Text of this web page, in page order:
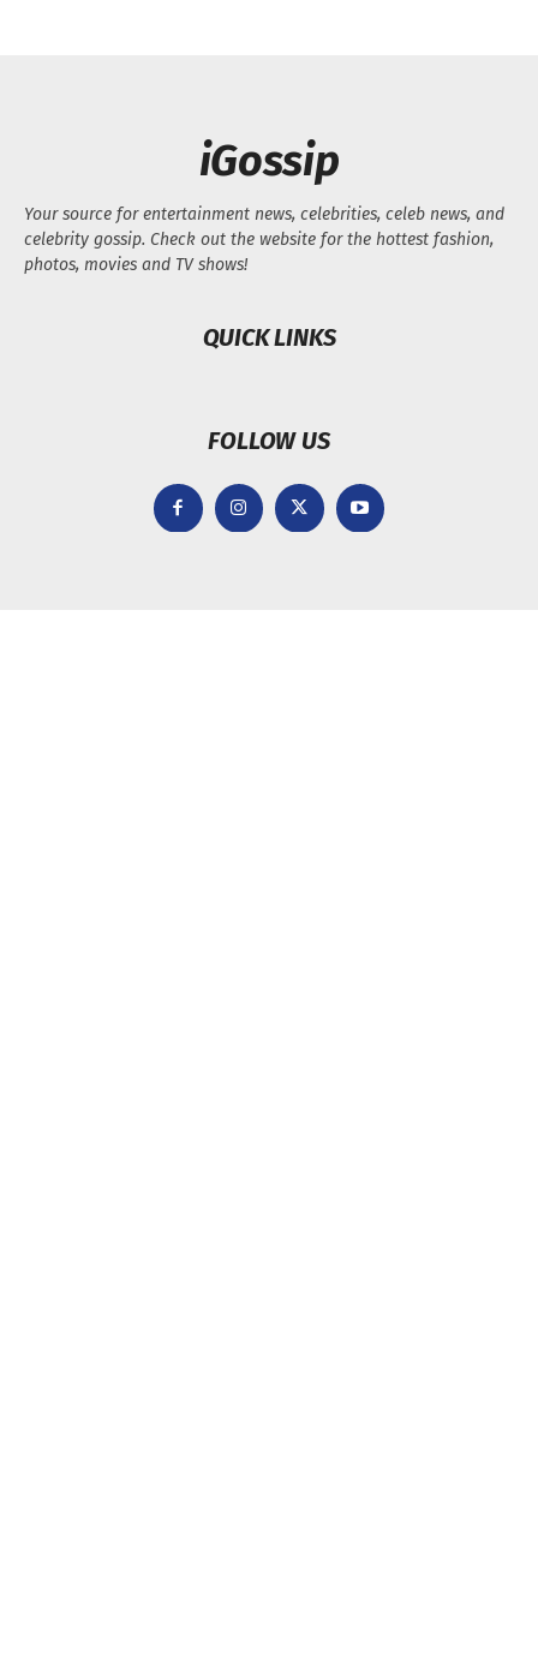
iGossip
Your source for entertainment news, celebrities, celeb news, and
celebrity gossip. Check out the website for the hottest fashion,
photos, movies and TV shows!
QUICK LINKS
FOLLOW US